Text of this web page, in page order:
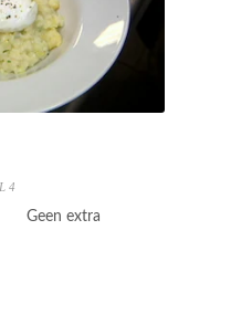
4
Geen extra